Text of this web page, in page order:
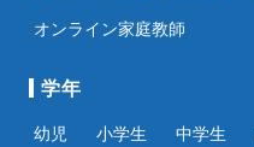
オンライン家庭教師
学年
幼児 小学生 中学生